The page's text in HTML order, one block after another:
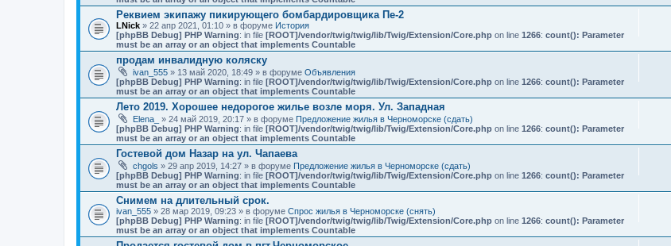
Реквием экипажу пикирующего бомбардировщика Пе-2
LNick » 22 апр 2021, 01:10 » в форуме История
[phpBB Debug] PHP Warning: in file [ROOT]/vendor/twig/twig/lib/Twig/Extension/Core.php on line 1266: count(): Parameter
must be an array or an object that implements Countable
продам инвалидную коляску
ivan_555 » 13 май 2020, 18:49 » в форуме Объявления
[phpBB Debug] PHP Warning: in file [ROOT]/vendor/twig/twig/lib/Twig/Extension/Core.php on line 1266: count(): Parameter
must be an array or an object that implements Countable
Лето 2019. Хорошее недорогое жилье возле моря. Ул. Западная
Elena_ » 24 май 2019, 20:17 » в форуме Предложение жилья в Черноморске (сдать)
[phpBB Debug] PHP Warning: in file [ROOT]/vendor/twig/twig/lib/Twig/Extension/Core.php on line 1266: count(): Parameter
must be an array or an object that implements Countable
Гостевой дом Назар на ул. Чапаева
chgols » 29 апр 2019, 14:27 » в форуме Предложение жилья в Черноморске (сдать)
[phpBB Debug] PHP Warning: in file [ROOT]/vendor/twig/twig/lib/Twig/Extension/Core.php on line 1266: count(): Parameter
must be an array or an object that implements Countable
Снимем на длительный срок.
ivan_555 » 28 мар 2019, 09:23 » в форуме Спрос жилья в Черноморске (снять)
[phpBB Debug] PHP Warning: in file [ROOT]/vendor/twig/twig/lib/Twig/Extension/Core.php on line 1266: count(): Parameter
must be an array or an object that implements Countable